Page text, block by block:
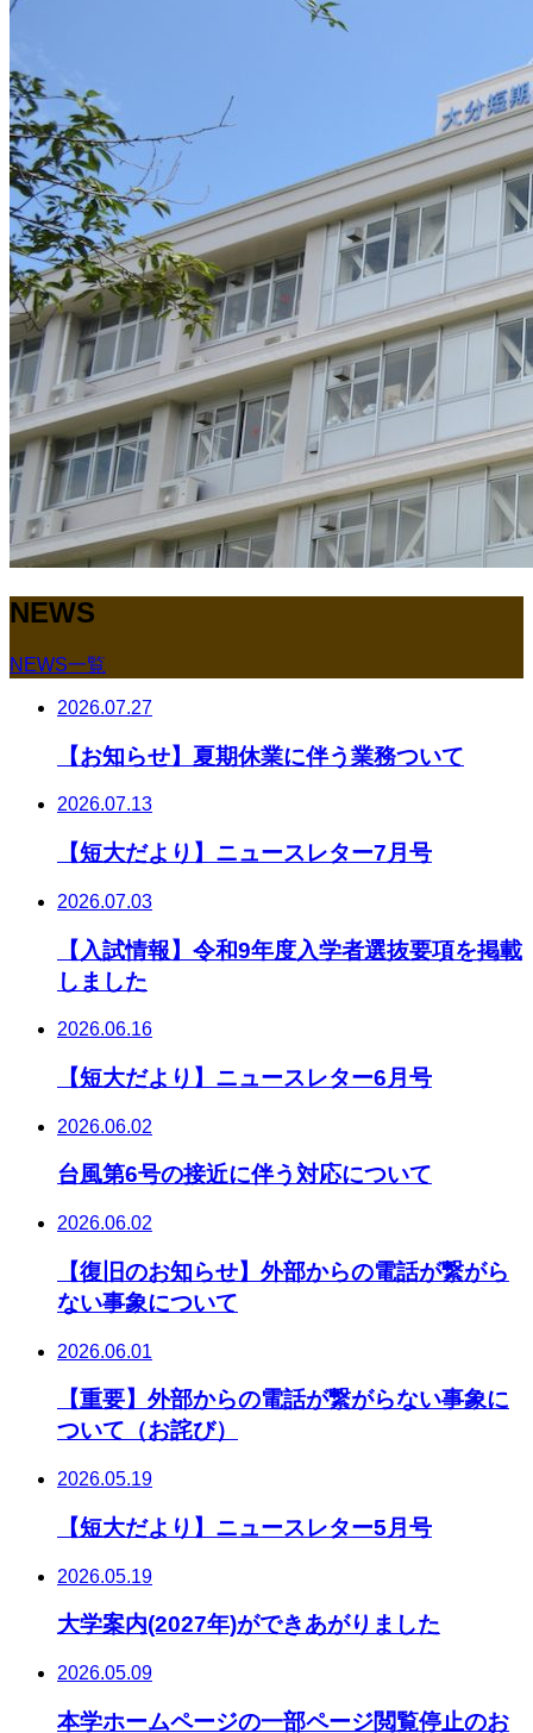
NEWS
NEWS一覧
2026.07.27
【お知らせ】夏期休業に伴う業務ついて
2026.07.13
【短大だより】ニュースレター7月号
2026.07.03
【入試情報】令和9年度入学者選抜要項を掲載
しました
2026.06.16
【短大だより】ニュースレター6月号
2026.06.02
台風第6号の接近に伴う対応について
2026.06.02
【復旧のお知らせ】外部からの電話が繋がら
ない事象について
2026.06.01
【重要】外部からの電話が繋がらない事象に
ついて（お詫び）
2026.05.19
【短大だより】ニュースレター5月号
2026.05.19
大学案内(2027年)ができあがりました
2026.05.09
本学ホームページの一部ページ閲覧停止のお